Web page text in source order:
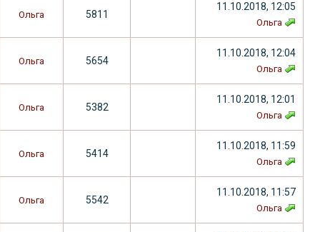
Ольга 5811
11.10.2018, 12:05
Ольга
Ольга 5654
11.10.2018, 12:04
Ольга
Ольга 5382
11.10.2018, 12:01
Ольга
Ольга 5414
11.10.2018, 11:59
Ольга
Ольга 5542
11.10.2018, 11:57
Ольга